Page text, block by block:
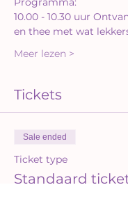
10.00 - 10.30 uur
Meer lezen >
Tickets
Sale ended
Ticket type
Standaard